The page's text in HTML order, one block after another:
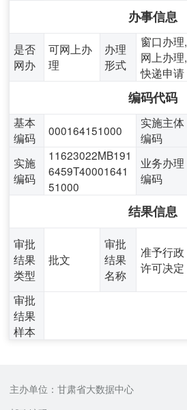
办事信息
是否
网办
可网上办
理
办理
形式
窗口办理,
网上办理,
快递申请
编码代码
基本
编码
000164151000
实施主体
编码
实施
编码
11623022MB191
6459T40001641
51000
业务办理
编码
结果信息
审批
结果
类型
批文
审批
结果
名称
准予行政
许可决定
审批
结果
样本
主办单位：甘肃省大数据中心